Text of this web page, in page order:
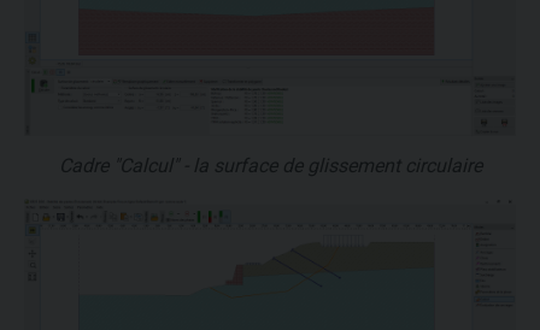
Cadre "Calcul" - la surface de glissement circulaire